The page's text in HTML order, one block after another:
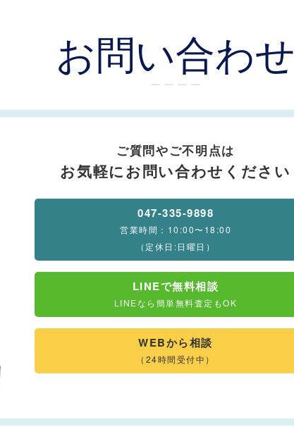
お問い合わせ
ー ー ー ー
ご質問やご不明点は
お気軽にお問い合わせください
047-335-9898
営業時間：10:00〜18:00
（定休日:日曜日）
LINEで無料相談
LINEなら簡単無料査定もOK
WEBから相談
（24時間受付中）